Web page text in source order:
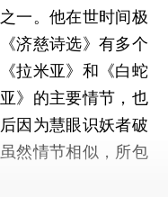
一。他在世时间极
济慈诗选》有多个
拉米亚》和《白蛇
》的主要情节，也
因为慧眼识妖者破
然情节相似，所包